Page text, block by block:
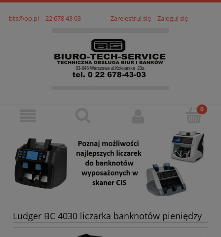
bts@op.pl 22 678 43 03 Zarejestruj się Zaloguj się
Ludger BC 4030 liczarka banknotów pieniędzy